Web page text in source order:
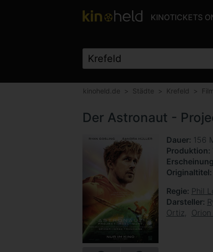
KINOTICKETS
kinoheld.de Städte Krefeld
Der Astronaut -
Dauer 156
Produktion
Originaltitel
Regie Phil
Darsteller
Ortiz
Orion